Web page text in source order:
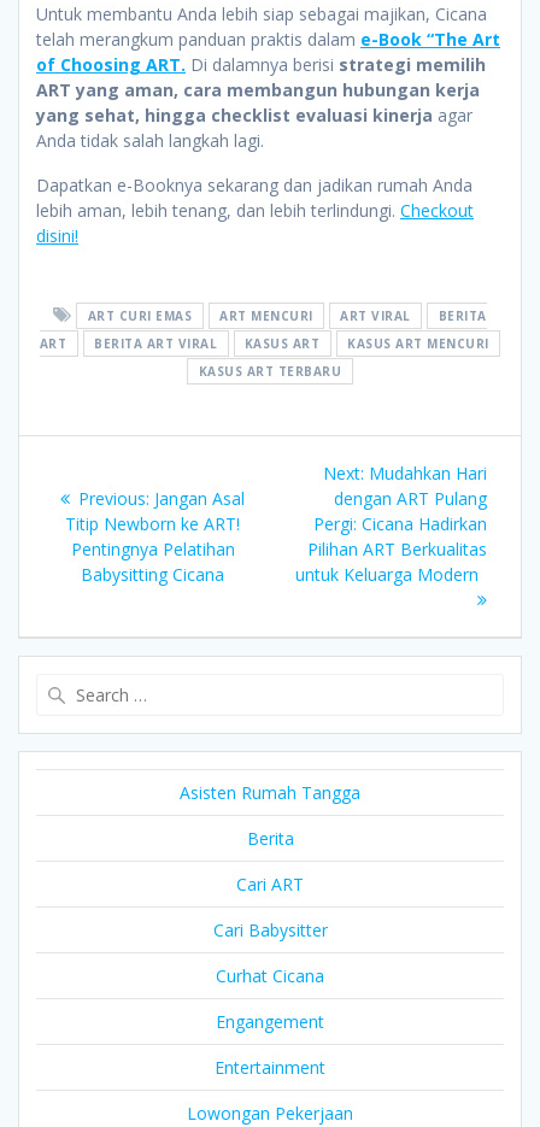
Untuk membantu Anda lebih siap sebagai majikan, Cicana
telah merangkum panduan praktis dalam e-Book “The Art
of Choosing ART. Di dalamnya berisi strategi memilih
ART yang aman, cara membangun hubungan kerja
yang sehat, hingga checklist evaluasi kinerja agar
Anda tidak salah langkah lagi.
Dapatkan e-Booknya sekarang dan jadikan rumah Anda
lebih aman, lebih tenang, dan lebih terlindungi. Checkout
disini!
ART CURI EMAS ART MENCURI ART VIRAL
BERITA
ART
BERITA ART VIRAL KASUS ART
KASUS ART MENCURI
KASUS ART TERBARU
navigation
Previous: Previous
post:
Jangan Asal
Titip Newborn ke ART!
Pentingnya Pelatihan
Babysitting Cicana
Next: Next
post:
Mudahkan Hari
dengan ART Pulang
Pergi: Cicana Hadirkan
Pilihan ART Berkualitas
untuk Keluarga Modern
Asisten Rumah Tangga
Berita
Cari ART
Cari Babysitter
Curhat Cicana
Engangement
Entertainment
Lowongan Pekerjaan